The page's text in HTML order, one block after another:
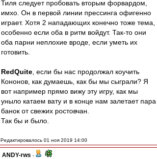
Тиля следует пробовать вторым форвардом,
имхо. Он в первой линии прессинга офигенно
играет. Хотя 2 нападающих конечно тоже тема,
особенно если оба в ритм войдут. Так-то они
оба парни неплохие вроде, если уметь их
готовить.
RedQuite , если бы нас продолжал коучить
Кононов, как думаешь, как бы мы сыграли? Я
вот например прямо вижу эту игру, как мы
уныло катаем вату и в конце нам залетает пара
банок от свежих ростовчан.
Так бы и было.
Редактировалось 01 ноя 2019 14:00
ANDY-rws -